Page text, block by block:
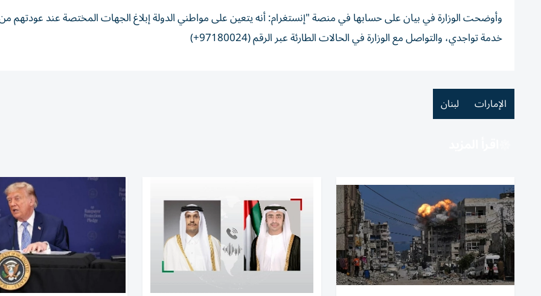
وأوضحت الوزارة في بيان على حسابها في منصة "إنستغرام: أنه يتعين على مواطني الدولة إبلاغ الجهات المختصة عند عودتهم
خدمة تواجدي، والتواصل مع الوزارة في الحالات الطارئة عبر الرقم (97180024+)
الإمارات لبنان